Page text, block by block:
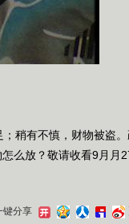
稍有不慎，财物被盗
么放？敬请收看9月月
键分享